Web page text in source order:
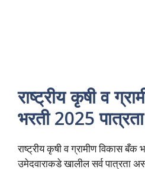
राष्ट्रीय कृषी व
भरती 2025 पात्रता
राष्ट्रीय कृषी व ग्रामीण विकास बँक
उमेदवाराकडे खालील सर्व पात्रता